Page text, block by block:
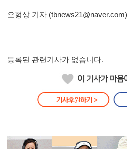
오형상 기자 (tbnews21@naver.com)
등록된 관련기사가 없습니다.